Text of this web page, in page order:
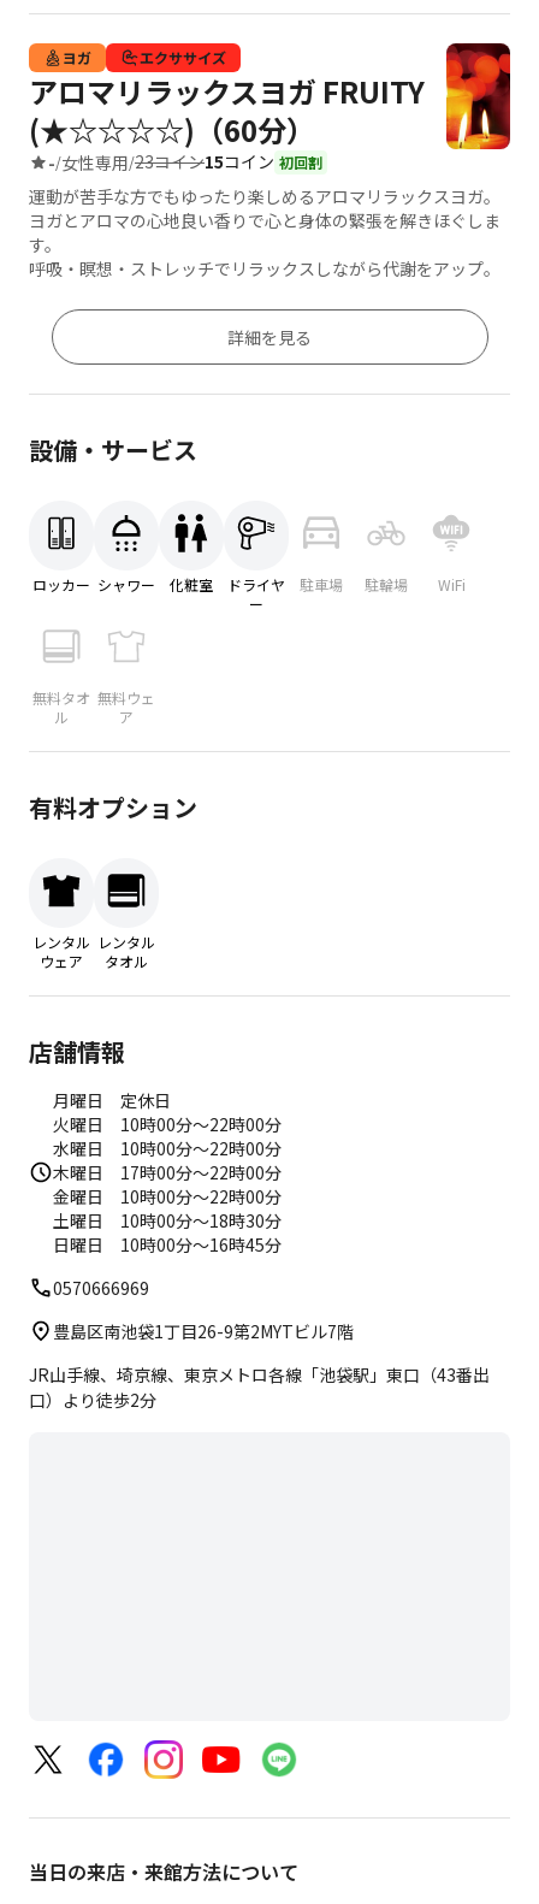
ヨガ エクササイズ
アロマリラックスヨガ FRUITY
(★☆☆☆☆)（60分）
-/女性専用/23コイン15コイン 初回割
運動が苦手な方でもゆったり楽しめるアロマリラックスヨガ。
ヨガとアロマの心地良い香りで心と身体の緊張を解きほぐしま
す。
呼吸・瞑想・ストレッチでリラックスしながら代謝をアップ。
詳細を見る
設備・サービス
ロッカー シャワー 化粧室
ドライヤ
ー
駐車場 駐輪場 WiFi
無料タオ
ル
無料ウェ
ア
有料オプション
レンタル
ウェア
レンタル
タオル
店舗情報
月曜日 定休日
火曜日 10時00分～22時00分
水曜日 10時00分～22時00分
木曜日 17時00分～22時00分
金曜日 10時00分～22時00分
土曜日 10時00分～18時30分
日曜日 10時00分～16時45分
0570666969
豊島区南池袋1丁目26-9第2MYTビル7階
JR山手線、埼京線、東京メトロ各線「池袋駅」東口（43番出
口）より徒歩2分
当日の来店・来館方法について